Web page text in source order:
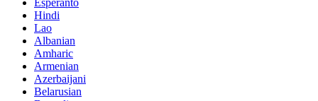
Hindi
Lao
Albanian
Amharic
Armenian
Azerbaijani
Belarusian